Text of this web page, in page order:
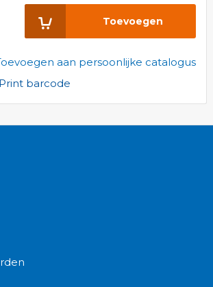
Toevoegen
aan persoonlijke catalogus
Print barcode